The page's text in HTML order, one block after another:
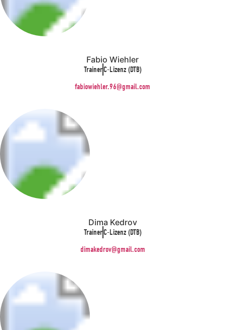
Fabio Wiehler
TrainerC-Lizenz (DTB)
fabiowiehler.96@gmail.com
Dima Kedrov
TrainerC-Lizenz (DTB)
dimakedrov@gmail.com